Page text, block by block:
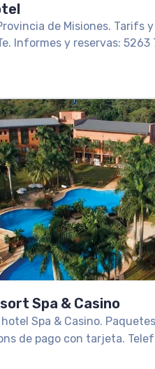
de Misiones. Tarifs
Informes y reservas: 5263
Spa & Casino
Spa & Casino.
de pago con tarjeta.